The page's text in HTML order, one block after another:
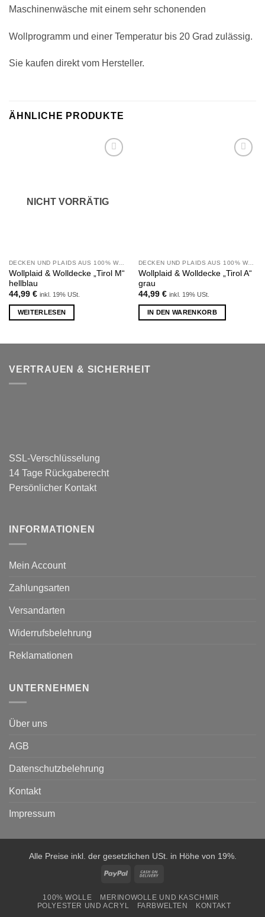
Maschinenwäsche mit einem sehr schonenden
Wollprogramm und einer Temperatur bis 20 Grad zulässig.
Sie kaufen direkt vom Hersteller.
ÄHNLICHE PRODUKTE
NICHT VORRÄTIG
DECKEN UND PLAIDS AUS 100% WOLLE
Wollplaid & Wolldecke „Tirol M“
hellblau
44,99 € inkl. 19% USt.
WEITERLESEN
DECKEN UND PLAIDS AUS 100% WOLLE
Wollplaid & Wolldecke „Tirol A“
grau
44,99 € inkl. 19% USt.
IN DEN WARENKORB
VERTRAUEN & SICHERHEIT
SSL-Verschlüsselung
14 Tage Rückgaberecht
Persönlicher Kontakt
INFORMATIONEN
Mein Account
Zahlungsarten
Versandarten
Widerrufsbelehrung
Reklamationen
UNTERNEHMEN
Über uns
AGB
Datenschutzbelehrung
Kontakt
Impressum
Alle Preise inkl. der gesetzlichen USt. in Höhe von 19%.
PayPal
Delivery
100% WOLLE
MERINOWOLLE UND KASCHMIR
POLYESTER UND ACRYL
FARBWELTEN KONTAKT